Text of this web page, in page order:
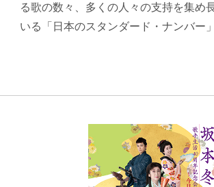
る歌の数々、多くの人々の支持を集め
いる「日本のスタンダード・ナンバー